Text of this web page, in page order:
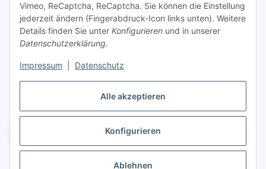
Alle akzeptieren
Konfigurieren
Ablehnen
Vimeo, ReCaptcha, ReCaptcha. Sie können die Einstellung
jederzeit ändern (Fingerabdruck-Icon links unten). Weitere
Details finden Sie unter Konfigurieren und in unserer
Datenschutzerklärung.
Impressum Datenschutz
Telefon: +4915142420171
E-Mail: verkauf@marmey-aktionswaren.de
Informationen
Gesetzliche Informationen
Vertrag widerrufen
* Alle Preise zzgl. gesetzlicher USt., zzgl.Versand